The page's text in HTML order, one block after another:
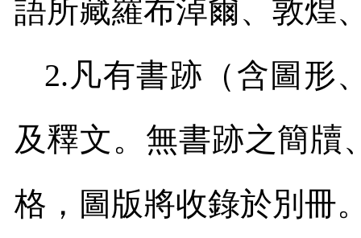
語所藏羅布淖爾、敦煌
2.凡有書跡（含圖形
及釋文。無書跡之簡牘
格，圖版將收錄於別冊